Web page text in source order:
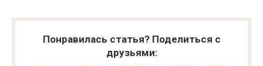
Понравилась статья? Поделиться с
друзьями: